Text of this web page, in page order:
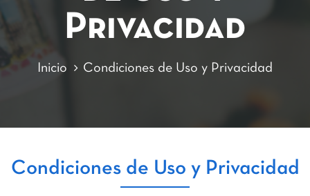
Privacidad
Inicio Condiciones de Uso y Privacidad
Condiciones de Uso y Privacidad